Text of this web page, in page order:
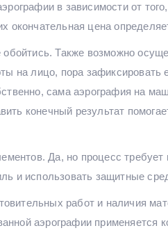
в зависимости от
цена
Также возможно
на лицо, пора
сама аэрография на
конечный результат
Да, но процесс
и использовать защитные
работ и наличия
аэрографии